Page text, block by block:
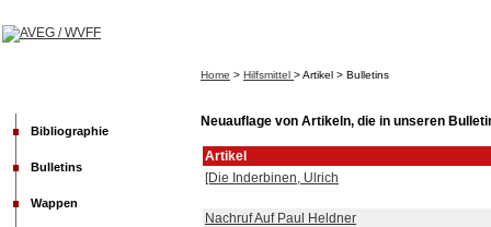
Home > Hilfsmittel > Artikel > Bulletins
Bibliographie
Bulletins
Wappen
Neuauflage von Artikeln, die in unseren
Artikel
[Die Inderbinen, Ulrich
Nachruf Auf Paul Heldner